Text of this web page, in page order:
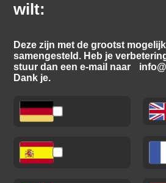
wilt:
Deze zijn met de grootst
samengesteld. Heb je
stuur dan een e‑mail naar
Dank je.